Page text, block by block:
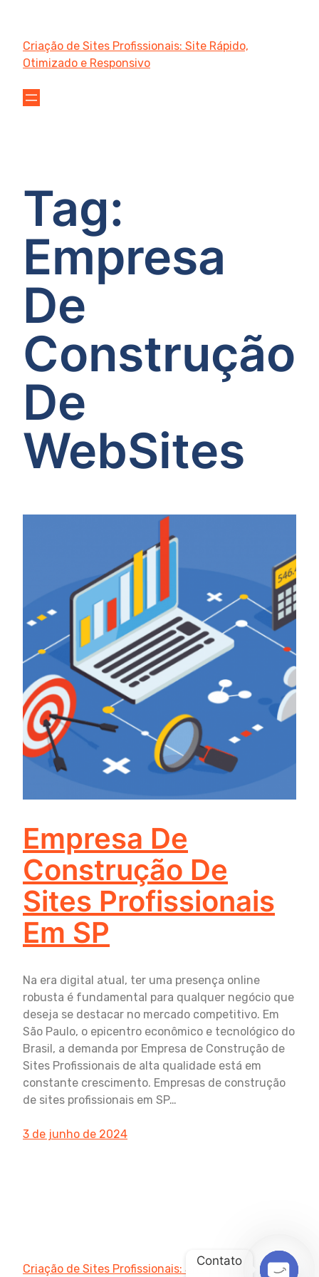
Criação de Sites Profissionais: Site Rápido,
Otimizado e Responsivo
Tag:
Empresa
De
Construção
De
WebSites
Empresa De
Construção De
Sites Profissionais
Em SP
Na era digital atual, ter uma presença online
robusta é fundamental para qualquer negócio que
deseja se destacar no mercado competitivo. Em
São Paulo, o epicentro econômico e tecnológico do
Brasil, a demanda por Empresa de Construção de
Sites Profissionais de alta qualidade está em
constante crescimento. Empresas de construção
de sites profissionais em SP…
3 de junho de 2024
Criação de Sites Profissionais: Site Rápido,
Contato